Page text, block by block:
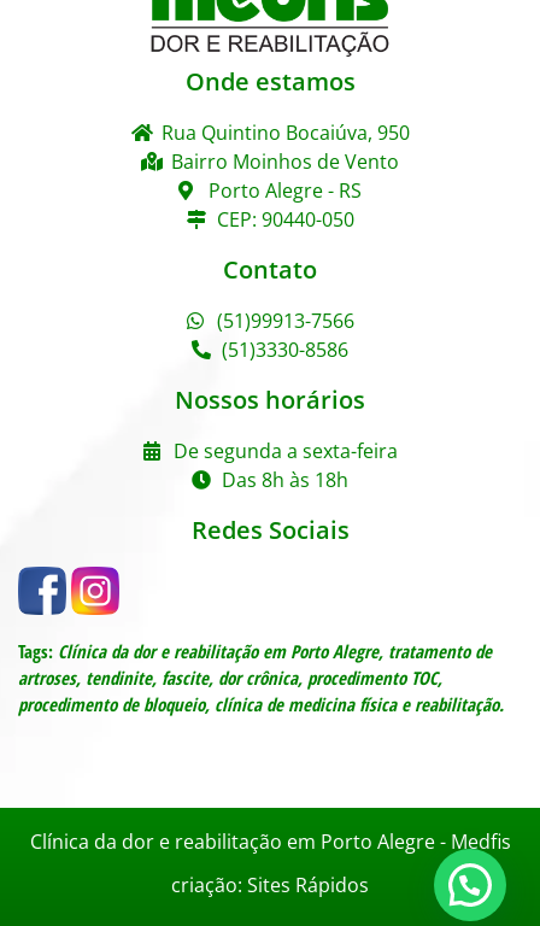
Onde estamos
Rua Quintino Bocaiúva, 950
Bairro Moinhos de Vento
Porto Alegre - RS
CEP: 90440-050
Contato
(51)99913-7566
(51)3330-8586
Nossos horários
De segunda a sexta-feira
Das 8h às 18h
Redes Sociais
Tags: Clínica da dor e reabilitação em Porto Alegre, tratamento de
artroses, tendinite, fascite, dor crônica, procedimento TOC,
procedimento de bloqueio, clínica de medicina física e reabilitação.
Clínica da dor e reabilitação em Porto Alegre - Medfis
criação: Sites Rápidos